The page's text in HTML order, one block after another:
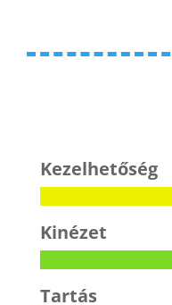
Kezelhetőség
Kinézet
Tartás